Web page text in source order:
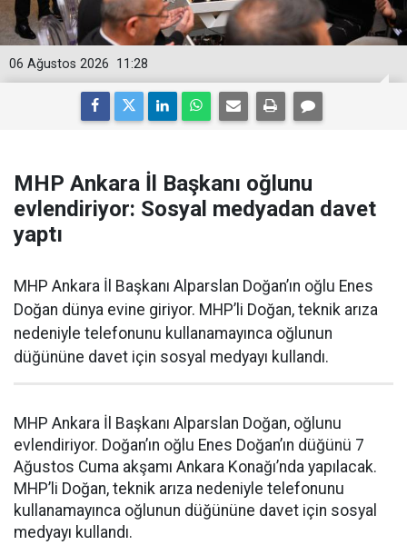
11:28
06 Ağustos 2026
MHP Ankara İl Başkanı oğlunu
evlendiriyor: Sosyal medyadan davet
yaptı
MHP Ankara İl Başkanı Alparslan Doğan’ın oğlu Enes
Doğan dünya evine giriyor. MHP’li Doğan, teknik arıza
nedeniyle telefonunu kullanamayınca oğlunun
düğününe davet için sosyal medyayı kullandı.
MHP Ankara İl Başkanı Alparslan Doğan, oğlunu
evlendiriyor. Doğan’ın oğlu Enes Doğan’ın düğünü 7
Ağustos Cuma akşamı Ankara Konağı’nda yapılacak.
MHP’li Doğan, teknik arıza nedeniyle telefonunu
kullanamayınca oğlunun düğününe davet için sosyal
medyayı kullandı.